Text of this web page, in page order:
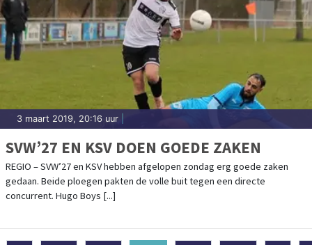
3 maart 2019, 20:16 uur
SVW’27 EN KSV DOEN GOEDE ZAKEN
REGIO – SVW’27 en KSV hebben afgelopen zondag erg goede zaken
gedaan. Beide ploegen pakten de volle buit tegen een directe
concurrent. Hugo Boys [...]